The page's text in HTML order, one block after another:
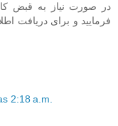
در صورت نیاز به قبض
فرمایید و برای دریافت
2:18 a.m.